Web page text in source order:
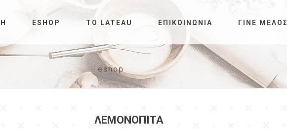
ESHOP ΤΟ LATEAU ΕΠΙΚΟΙΝΩΝΊΑ ΓΊΝΕ ΜΈΛΟΣ
eshop
ΛΕΜΟΝΌΠΙΤΑ